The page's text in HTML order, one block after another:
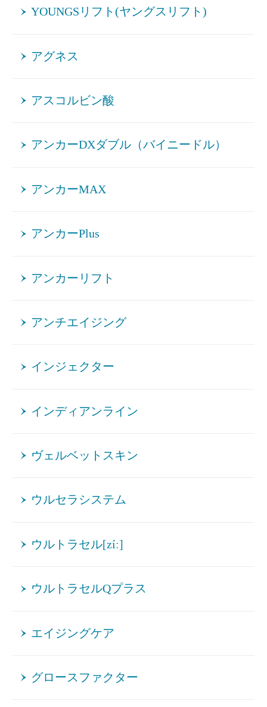
YOUNGSリフト(ヤングスリフト)
アグネス
アスコルビン酸
アンカーDXダブル（バイニードル）
アンカーMAX
アンカーPlus
アンカーリフト
アンチエイジング
インジェクター
インディアンライン
ヴェルベットスキン
ウルセラシステム
ウルトラセル[zíː]
ウルトラセルQプラス
エイジングケア
グロースファクター